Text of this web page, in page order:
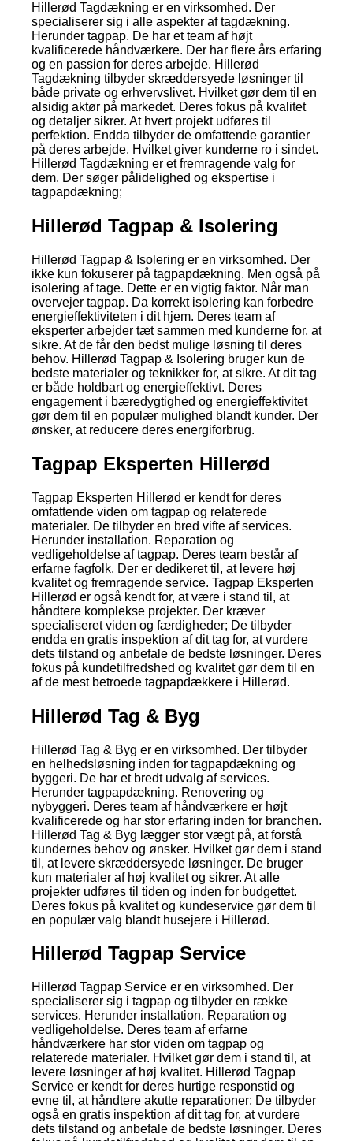
Hillerød Tagdækning er en virksomhed. Der
specialiserer sig i alle aspekter af tagdækning.
Herunder tagpap. De har et team af højt
kvalificerede håndværkere. Der har flere års erfaring
og en passion for deres arbejde. Hillerød
Tagdækning tilbyder skræddersyede løsninger til
både private og erhvervslivet. Hvilket gør dem til en
alsidig aktør på markedet. Deres fokus på kvalitet
og detaljer sikrer. At hvert projekt udføres til
perfektion. Endda tilbyder de omfattende garantier
på deres arbejde. Hvilket giver kunderne ro i sindet.
Hillerød Tagdækning er et fremragende valg for
dem. Der søger pålidelighed og ekspertise i
tagpapdækning;
Hillerød Tagpap & Isolering
Hillerød Tagpap & Isolering er en virksomhed. Der
ikke kun fokuserer på tagpapdækning. Men også på
isolering af tage. Dette er en vigtig faktor. Når man
overvejer tagpap. Da korrekt isolering kan forbedre
energieffektiviteten i dit hjem. Deres team af
eksperter arbejder tæt sammen med kunderne for, at
sikre. At de får den bedst mulige løsning til deres
behov. Hillerød Tagpap & Isolering bruger kun de
bedste materialer og teknikker for, at sikre. At dit tag
er både holdbart og energieffektivt. Deres
engagement i bæredygtighed og energieffektivitet
gør dem til en populær mulighed blandt kunder. Der
ønsker, at reducere deres energiforbrug.
Tagpap Eksperten Hillerød
Tagpap Eksperten Hillerød er kendt for deres
omfattende viden om tagpap og relaterede
materialer. De tilbyder en bred vifte af services.
Herunder installation. Reparation og
vedligeholdelse af tagpap. Deres team består af
erfarne fagfolk. Der er dedikeret til, at levere høj
kvalitet og fremragende service. Tagpap Eksperten
Hillerød er også kendt for, at være i stand til, at
håndtere komplekse projekter. Der kræver
specialiseret viden og færdigheder; De tilbyder
endda en gratis inspektion af dit tag for, at vurdere
dets tilstand og anbefale de bedste løsninger. Deres
fokus på kundetilfredshed og kvalitet gør dem til en
af de mest betroede tagpapdækkere i Hillerød.
Hillerød Tag & Byg
Hillerød Tag & Byg er en virksomhed. Der tilbyder
en helhedsløsning inden for tagpapdækning og
byggeri. De har et bredt udvalg af services.
Herunder tagpapdækning. Renovering og
nybyggeri. Deres team af håndværkere er højt
kvalificerede og har stor erfaring inden for branchen.
Hillerød Tag & Byg lægger stor vægt på, at forstå
kundernes behov og ønsker. Hvilket gør dem i stand
til, at levere skræddersyede løsninger. De bruger
kun materialer af høj kvalitet og sikrer. At alle
projekter udføres til tiden og inden for budgettet.
Deres fokus på kvalitet og kundeservice gør dem til
en populær valg blandt husejere i Hillerød.
Hillerød Tagpap Service
Hillerød Tagpap Service er en virksomhed. Der
specialiserer sig i tagpap og tilbyder en række
services. Herunder installation. Reparation og
vedligeholdelse. Deres team af erfarne
håndværkere har stor viden om tagpap og
relaterede materialer. Hvilket gør dem i stand til, at
levere løsninger af høj kvalitet. Hillerød Tagpap
Service er kendt for deres hurtige responstid og
evne til, at håndtere akutte reparationer; De tilbyder
også en gratis inspektion af dit tag for, at vurdere
dets tilstand og anbefale de bedste løsninger. Deres